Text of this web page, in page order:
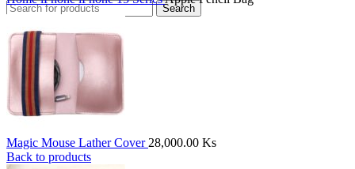
Search
Magic Mouse Lather Cover 28,000.00 Ks
Back to products